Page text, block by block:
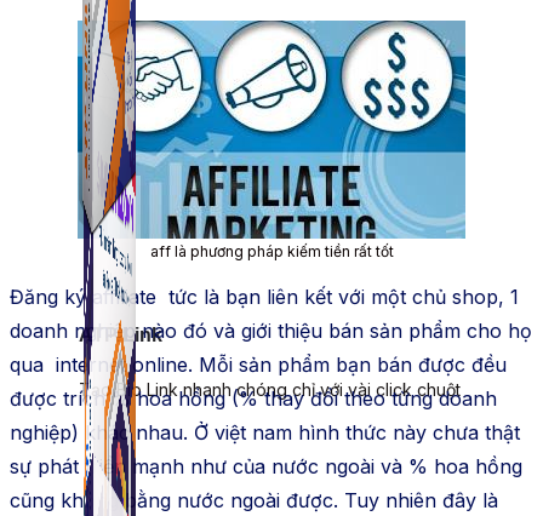
ATP Link
Tạo Bio Link nhanh chóng chỉ với vài click chuột
aff là phương pháp kiếm tiền rất tốt
Đăng ký affiliate tức là bạn liên kết với một chủ shop, 1
doanh nghiệp nào đó và giới thiệu bán sản phẩm cho họ
qua internet online. Mỗi sản phẩm bạn bán được đều
được trích % hoa hồng (% thay đổi theo từng doanh
nghiệp) khác nhau. Ở việt nam hình thức này chưa thật
sự phát triển mạnh như của nước ngoài và % hoa hồng
cũng không bằng nước ngoài được. Tuy nhiên đây là